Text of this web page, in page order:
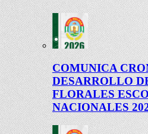
COMUNICA
DESARROLLO
FLORALES
NACIONALES